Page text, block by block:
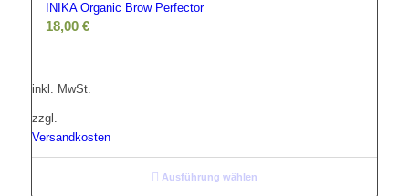
INIKA Organic Brow Perfector
18,00 €
inkl. MwSt.
zzgl.
Versandkosten
Ausführung wählen